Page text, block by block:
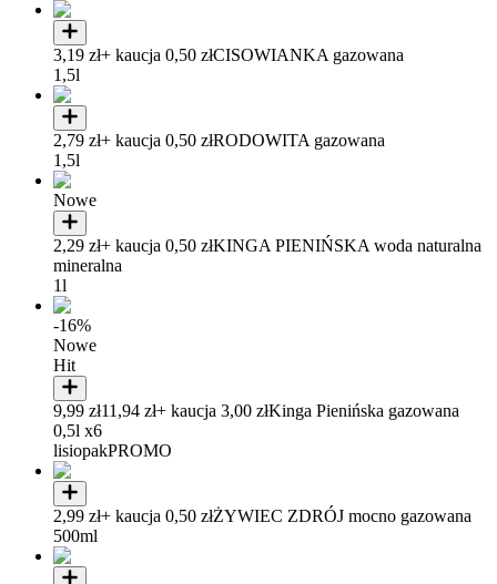
3,19 zł+ kaucja 0,50 złCISOWIANKA gazowana
1,5l
2,79 zł+ kaucja 0,50 złRODOWITA gazowana
1,5l
Nowe
2,29 zł+ kaucja 0,50 złKINGA PIENIŃSKA woda naturalna
mineralna
1l
-16%
Nowe
Hit
9,99 zł11,94 zł+ kaucja 3,00 złKinga Pienińska gazowana
0,5l x6
lisiopakPROMO
2,99 zł+ kaucja 0,50 złŻYWIEC ZDRÓJ mocno gazowana
500ml